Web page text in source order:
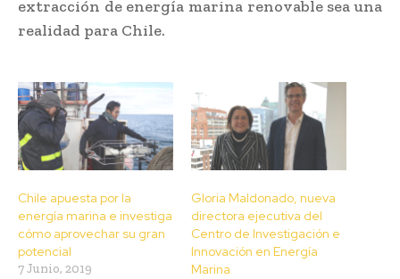
extracción de energía marina renovable sea una
realidad para Chile.
Chile apuesta por la
energía marina e investiga
cómo aprovechar su gran
potencial
7 Junio, 2019
Gloria Maldonado, nueva
directora ejecutiva del
Centro de Investigación e
Innovación en Energía
Marina